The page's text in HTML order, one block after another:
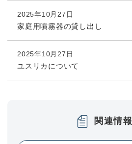
2025年10月27日
家庭用噴霧器の貸し出し
2025年10月27日
ユスリカについて
関連情報